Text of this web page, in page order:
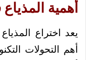
أهمية
يعد اختراع
أهم التحولات